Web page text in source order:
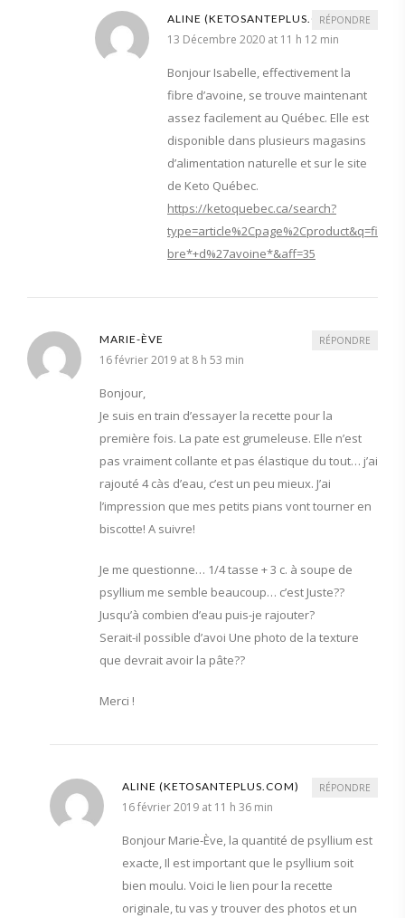
ALINE (KETOSANTEPLUS.COM)
13 Décembre 2020 at 11 h 12 min
Bonjour Isabelle, effectivement la
fibre d’avoine, se trouve maintenant
assez facilement au Québec. Elle est
disponible dans plusieurs magasins
d’alimentation naturelle et sur le site
de Keto Québec.
https://ketoquebec.ca/search?
type=article%2Cpage%2Cproduct&q=fi
bre*+d%27avoine*&aff=35
RÉPONDRE
MARIE-ÈVE
16 février 2019 at 8 h 53 min
Bonjour,
Je suis en train d’essayer la recette pour la
première fois. La pate est grumeleuse. Elle n’est
pas vraiment collante et pas élastique du tout… j’ai
rajouté 4 càs d’eau, c’est un peu mieux. J’ai
l’impression que mes petits pians vont tourner en
biscotte! A suivre!
Je me questionne… 1/4 tasse + 3 c. à soupe de
psyllium me semble beaucoup… c’est Juste??
Jusqu’à combien d’eau puis-je rajouter?
Serait-il possible d’avoi Une photo de la texture
que devrait avoir la pâte??
Merci !
RÉPONDRE
ALINE (KETOSANTEPLUS.COM)
16 février 2019 at 11 h 36 min
Bonjour Marie-Ève, la quantité de psyllium est
exacte, Il est important que le psyllium soit
bien moulu. Voici le lien pour la recette
originale, tu vas y trouver des photos et un
RÉPONDRE